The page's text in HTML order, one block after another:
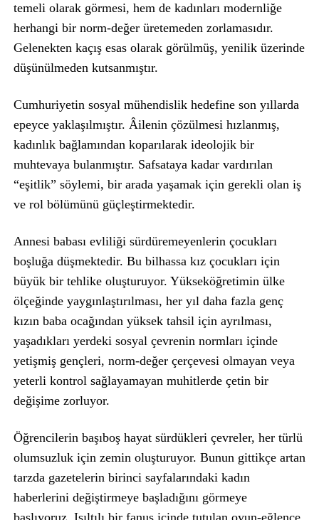
temeli olarak görmesi, hem de kadınları modernliğe
herhangi bir norm-değer üretemeden zorlamasıdır.
Gelenekten kaçış esas olarak görülmüş, yenilik üzerinde
düşünülmeden kutsanmıştır.
Cumhuriyetin sosyal mühendislik hedefine son yıllarda
epeyce yaklaşılmıştır. Âilenin çözülmesi hızlanmış,
kadınlık bağlamından koparılarak ideolojik bir
muhtevaya bulanmıştır. Safsataya kadar vardırılan
“eşitlik” söylemi, bir arada yaşamak için gerekli olan iş
ve rol bölümünü güçleştirmektedir.
Annesi babası evliliği sürdüremeyenlerin çocukları
boşluğa düşmektedir. Bu bilhassa kız çocukları için
büyük bir tehlike oluşturuyor. Yükseköğretimin ülke
ölçeğinde yaygınlaştırılması, her yıl daha fazla genç
kızın baba ocağından yüksek tahsil için ayrılması,
yaşadıkları yerdeki sosyal çevrenin normları içinde
yetişmiş gençleri, norm-değer çerçevesi olmayan veya
yeterli kontrol sağlayamayan muhitlerde çetin bir
değişime zorluyor.
Öğrencilerin başıboş hayat sürdükleri çevreler, her türlü
olumsuzluk için zemin oluşturuyor. Bunun gittikçe artan
tarzda gazetelerin birinci sayfalarındaki kadın
haberlerini değiştirmeye başladığını görmeye